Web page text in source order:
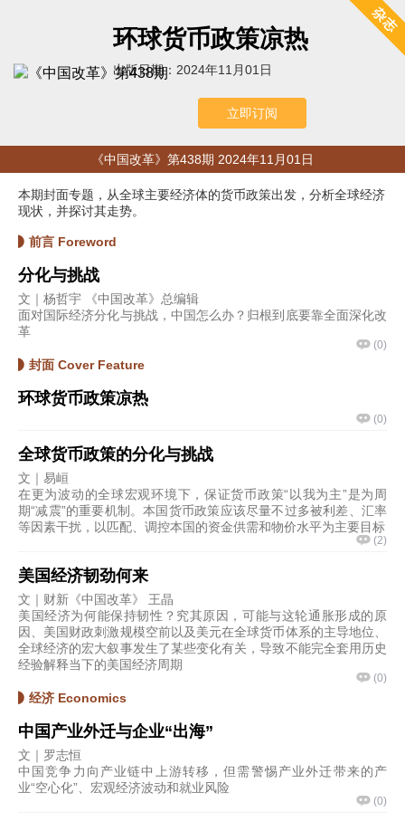
环球货币政策凉热
出版日期：2024年11月01日
立即订阅
《中国改革》第438期 2024年11月01日
本期封面专题，从全球主要经济体的货币政策出发，分析全球经济
现状，并探讨其走势。
前言 Foreword
分化与挑战
文｜杨哲宇 《中国改革》总编辑
面对国际经济分化与挑战，中国怎么办？归根到底要靠全面深化改
革
(0)
封面 Cover Feature
环球货币政策凉热
(0)
全球货币政策的分化与挑战
文｜易峘
在更为波动的全球宏观环境下，保证货币政策“以我为主”是为周
期“减震”的重要机制。本国货币政策应该尽量不过多被利差、汇率
等因素干扰，以匹配、调控本国的资金供需和物价水平为主要目标
(2)
美国经济韧劲何来
文｜财新《中国改革》 王晶
美国经济为何能保持韧性？究其原因，可能与这轮通胀形成的原
因、美国财政刺激规模空前以及美元在全球货币体系的主导地位、
全球经济的宏大叙事发生了某些变化有关，导致不能完全套用历史
经验解释当下的美国经济周期
(0)
经济 Economics
中国产业外迁与企业“出海”
文｜罗志恒
中国竞争力向产业链中上游转移，但需警惕产业外迁带来的产
业“空心化”、宏观经济波动和就业风险
(0)